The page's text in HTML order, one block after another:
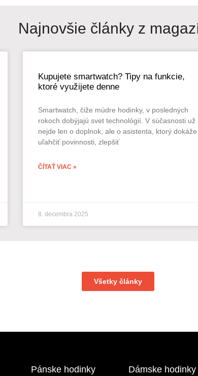
Najnovšie články z
Kupujete smartwatch? Tipy na funkcie,
ktoré využijete denne
Smartwatch, čiže múdre hodinky, v posledných
rokoch dobýjajú svet technológií. V súčasnosti už
nejde len o doplnok, ale o asistenta, ktorý dokáže
uľahčiť povinnosti, zlepšiť
ČÍTAŤ VIAC »
8. decembra 2025
Všetky články
Pánske hodinky Dámske hodinky